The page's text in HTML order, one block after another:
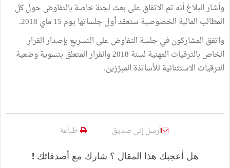
وأشار البلاغ أنه تم الاتفاق على بعث لجنة خاصة بالتفاوض حول كل
المطالب المالية الخصوصية ستعقد أول جلساتها يوم 15 ماي 2018.
واتفق المشاركون في جلسة التفاوض على التسريع بإصدار القرار
الخاص بالترقيات المهنية لسنة 2018 والقرار المتعلق بتسوية وضعية
الترقيات الاستثنائية للأساتذة المبرّزين.
أرسل إلى صديق طباعة
هل أعجبك هذا المقال ؟ شارك مع أصدقائك !